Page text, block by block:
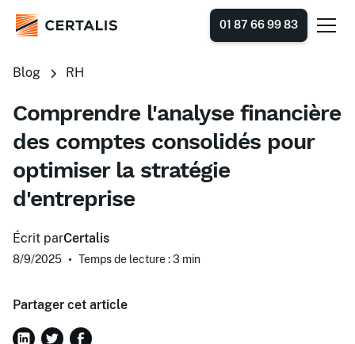
01 87 66 99 83
Blog RH
Comprendre l'analyse financière
des comptes consolidés pour
optimiser la stratégie
d'entreprise
Écrit parCertalis
8/9/2025 • Temps de lecture : 3 min
Partager cet article